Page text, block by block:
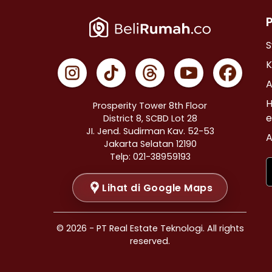
Properti Dijual di Johar Baru >
Properti Dijual di Menteng >
Properti Dijual di Tanah Abang >
Properti Dijual di Kramat >
Properti Dijual di Bendungan Hilir >
Properti Dijual di Jakarta Selatan >
Properti Dijual di Cilandak >
Properti Dijual di Gandaria Selatan >
Properti Dijual di Cipete Selatan >
Properti Dijual di Lenteng Agung >
Properti Dijual di Pondok Pinang >
Properti Dijual di Kebayoran Baru >
Properti Dijual di Mampang Prapatan >
Prosperity Tower 8th Floor
District 8, SCBD Lot 28
JI. Jend. Sudirman Kav. 52-53
Jakarta Selatan 12190
Telp: 021-38959193
Lihat di Google Maps
© 2026 - PT Real Estate Teknologi. All rights
reserved.